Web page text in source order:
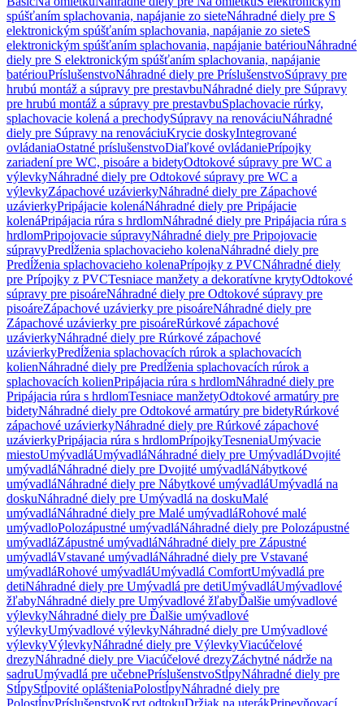
spúšťaním splachovania, napájanie zo sieteNáhradné diely pre S
elektronickým spúšťaním splachovania, napájanie zo sieteS
elektronickým spúšťaním splachovania, napájanie batériouNáhradné
diely pre S elektronickým spúšťaním splachovania, napájanie
batériouPríslušenstvoNáhradné diely pre PríslušenstvoSúpravy pre
hrubú montáž a súpravy pre prestavbuNáhradné diely pre Súpravy
pre hrubú montáž a súpravy pre prestavbuSplachovacie rúrky,
splachovacie kolená a prechodySúpravy na renováciuNáhradné
diely pre Súpravy na renováciuKrycie doskyIntegrované
ovládaniaOstatné príslušenstvoDiaľkové ovládaniePrípojky
zariadení pre WC, pisoáre a bidetyOdtokové súpravy pre WC a
výlevkyNáhradné diely pre Odtokové súpravy pre WC a
výlevkyZápachové uzávierkyNáhradné diely pre Zápachové
uzávierkyPripájacie kolenáNáhradné diely pre Pripájacie
kolenáPripájacia rúra s hrdlomNáhradné diely pre Pripájacia rúra s
hrdlomPripojovacie súpravyNáhradné diely pre Pripojovacie
súpravyPredĺženia splachovacieho kolenaNáhradné diely pre
Predĺženia splachovacieho kolenaPrípojky z PVCNáhradné diely
pre Prípojky z PVCTesniace manžety a dekoratívne krytyOdtokové
súpravy pre pisoáreNáhradné diely pre Odtokové súpravy pre
pisoáreZápachové uzávierky pre pisoáreNáhradné diely pre
Zápachové uzávierky pre pisoáreRúrkové zápachové
uzávierkyNáhradné diely pre Rúrkové zápachové
uzávierkyPredĺženia splachovacích rúrok a splachovacích
kolienNáhradné diely pre Predĺženia splachovacích rúrok a
splachovacích kolienPripájacia rúra s hrdlomNáhradné diely pre
Pripájacia rúra s hrdlomTesniace manžetyOdtokové armatúry pre
bidetyNáhradné diely pre Odtokové armatúry pre bidetyRúrkové
zápachové uzávierkyNáhradné diely pre Rúrkové zápachové
uzávierkyPripájacia rúra s hrdlomPrípojkyTesneniaUmývacie
miestoUmývadláUmývadláNáhradné diely pre UmývadláDvojité
umývadláNáhradné diely pre Dvojité umývadláNábytkové
umývadláNáhradné diely pre Nábytkové umývadláUmývadlá na
doskuNáhradné diely pre Umývadlá na doskuMalé
umývadláNáhradné diely pre Malé umývadláRohové malé
umývadloPolozápustné umývadláNáhradné diely pre Polozápustné
umývadláZápustné umývadláNáhradné diely pre Zápustné
umývadláVstavané umývadláNáhradné diely pre Vstavané
umývadláRohové umývadláUmývadlá ComfortUmývadlá pre
detiNáhradné diely pre Umývadlá pre detiUmývadláUmývadlové
žľabyNáhradné diely pre Umývadlové žľabyĎalšie umývadlové
výlevkyNáhradné diely pre Ďalšie umývadlové
výlevkyUmývadlové výlevkyNáhradné diely pre Umývadlové
výlevkyVýlevkyNáhradné diely pre VýlevkyViacúčelové
drezyNáhradné diely pre Viacúčelové drezyZáchytné nádrže na
sadruUmývadlá pre učebnePríslušenstvoStĺpyNáhradné diely pre
StĺpyStĺpovité oplášteniaPolostĺpyNáhradné diely pre
PolostĺpyPríslušenstvoKryt odtokuDržiak na uterákPripevňovací